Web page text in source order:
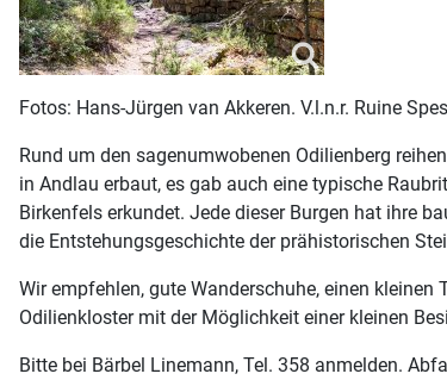
Fotos: Hans-Jürgen van Akkeren. V.l.n.r. Ruine
Rund um den sagenumwobenen Odilienberg
in Andlau erbaut, es gab auch eine typische
Birkenfels erkundet. Jede dieser Burgen hat ihre
die Entstehungsgeschichte der prähistorischen
Wir empfehlen, gute Wanderschuhe, einen
Odilienkloster mit der Möglichkeit einer kleinen
Bitte bei Bärbel Linemann, Tel. 358 anmelden.